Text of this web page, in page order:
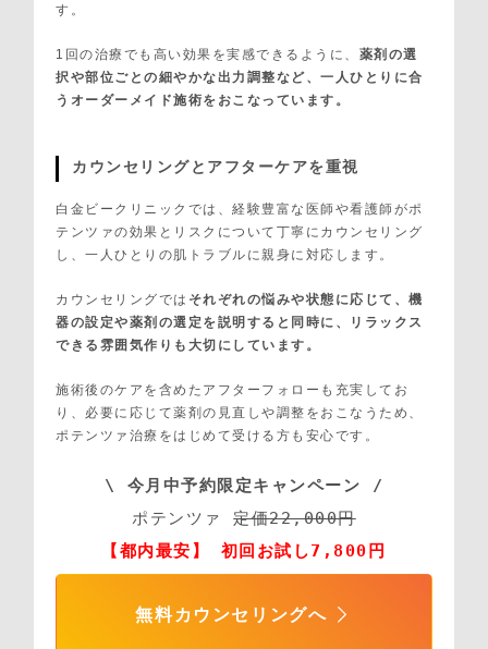
す。
1回の治療でも高い効果を実感できるように、 薬剤の選
択や部位ごとの細やかな出力調整など、一人ひとりに合
うオーダーメイド施術をおこなっています。
カウンセリングとアフターケアを重視
白金ビークリニックでは、経験豊富な医師や看護師がポ
テンツァの効果とリスクについて丁寧にカウンセリング
し、一人ひとりの肌トラブルに親身に対応します。
カウンセリングでは それぞれの悩みや状態に応じて、機
器の設定や薬剤の選定を説明すると同時に、リラックス
できる雰囲気作りも大切にしています。
施術後のケアを含めたアフターフォローも充実してお
り、必要に応じて薬剤の見直しや調整をおこなうため、
ポテンツァ治療をはじめて受ける方も安心です。
\ 今月中予約限定キャンペーン /
ポテンツァ 定価22,000円
【都内最安】 初回お試し7,800円
無料カウンセリングへ